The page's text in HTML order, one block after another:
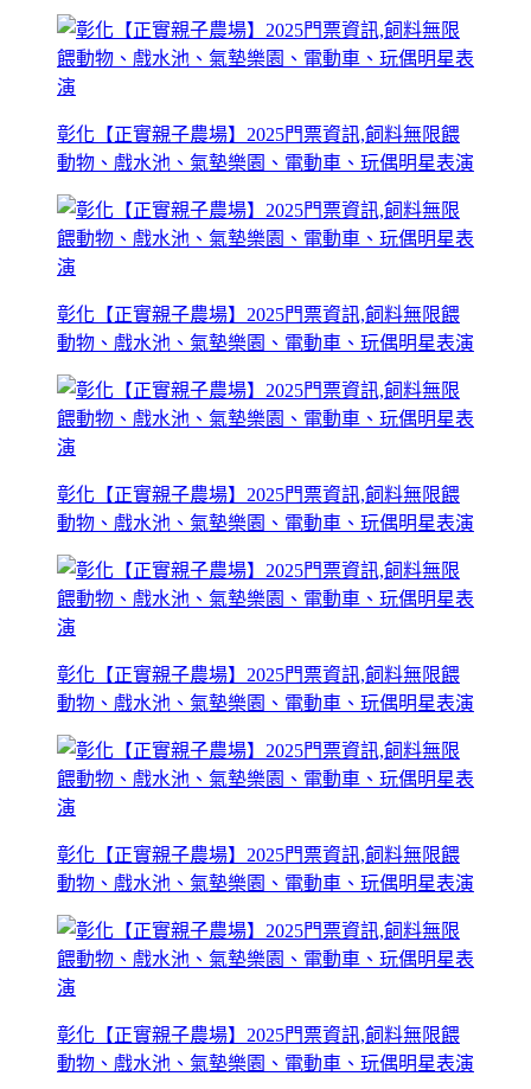
彰化【正實親子農場】2025門票資訊,飼料無限餵
動物、戲水池、氣墊樂園、電動車、玩偶明星表演
彰化【正實親子農場】2025門票資訊,飼料無限餵
動物、戲水池、氣墊樂園、電動車、玩偶明星表演
彰化【正實親子農場】2025門票資訊,飼料無限餵
動物、戲水池、氣墊樂園、電動車、玩偶明星表演
彰化【正實親子農場】2025門票資訊,飼料無限餵
動物、戲水池、氣墊樂園、電動車、玩偶明星表演
彰化【正實親子農場】2025門票資訊,飼料無限餵
動物、戲水池、氣墊樂園、電動車、玩偶明星表演
彰化【正實親子農場】2025門票資訊,飼料無限餵
動物、戲水池、氣墊樂園、電動車、玩偶明星表演